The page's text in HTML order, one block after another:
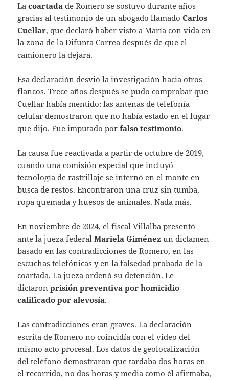
Lacoartadade Romero se sostuvo durante años
gracias al testimonio de un abogado llamado Carlos
Cuellar, que declaró haber visto a María con vida en
la zona de la Difunta Correa después de que el
camionero la dejara.
Esa declaración desvió la investigación hacia otros
flancos. Trece años después se pudo comprobar que
Cuellar había mentido: las antenas de telefonía
celular demostraron que no había estado en el lugar
que dijo. Fue imputado por falso testimonio.
La causa fue reactivada a partir de octubre de 2019,
cuando una comisión especial que incluyó
tecnología de rastrillaje se internó en el monte en
busca de restos. Encontraron una cruz sin tumba,
ropa quemada y huesos de animales. Nada más.
En noviembre de 2024, el fiscal Villalba presentó
ante la jueza federalMariela Giménez un dictamen
basado en las contradicciones de Romero, en las
escuchas telefónicas y en la falsedad probada de la
coartada. La jueza ordenó su detención. Le
dictaronprisión preventiva por homicidio
calificado por alevosía.
Las contradicciones eran graves. La declaración
escrita de Romero no coincidía con el video del
mismo acto procesal. Los datos de geolocalización
del teléfono demostraron que tardaba dos horas en
el recorrido, no dos horas y media como él afirmaba,